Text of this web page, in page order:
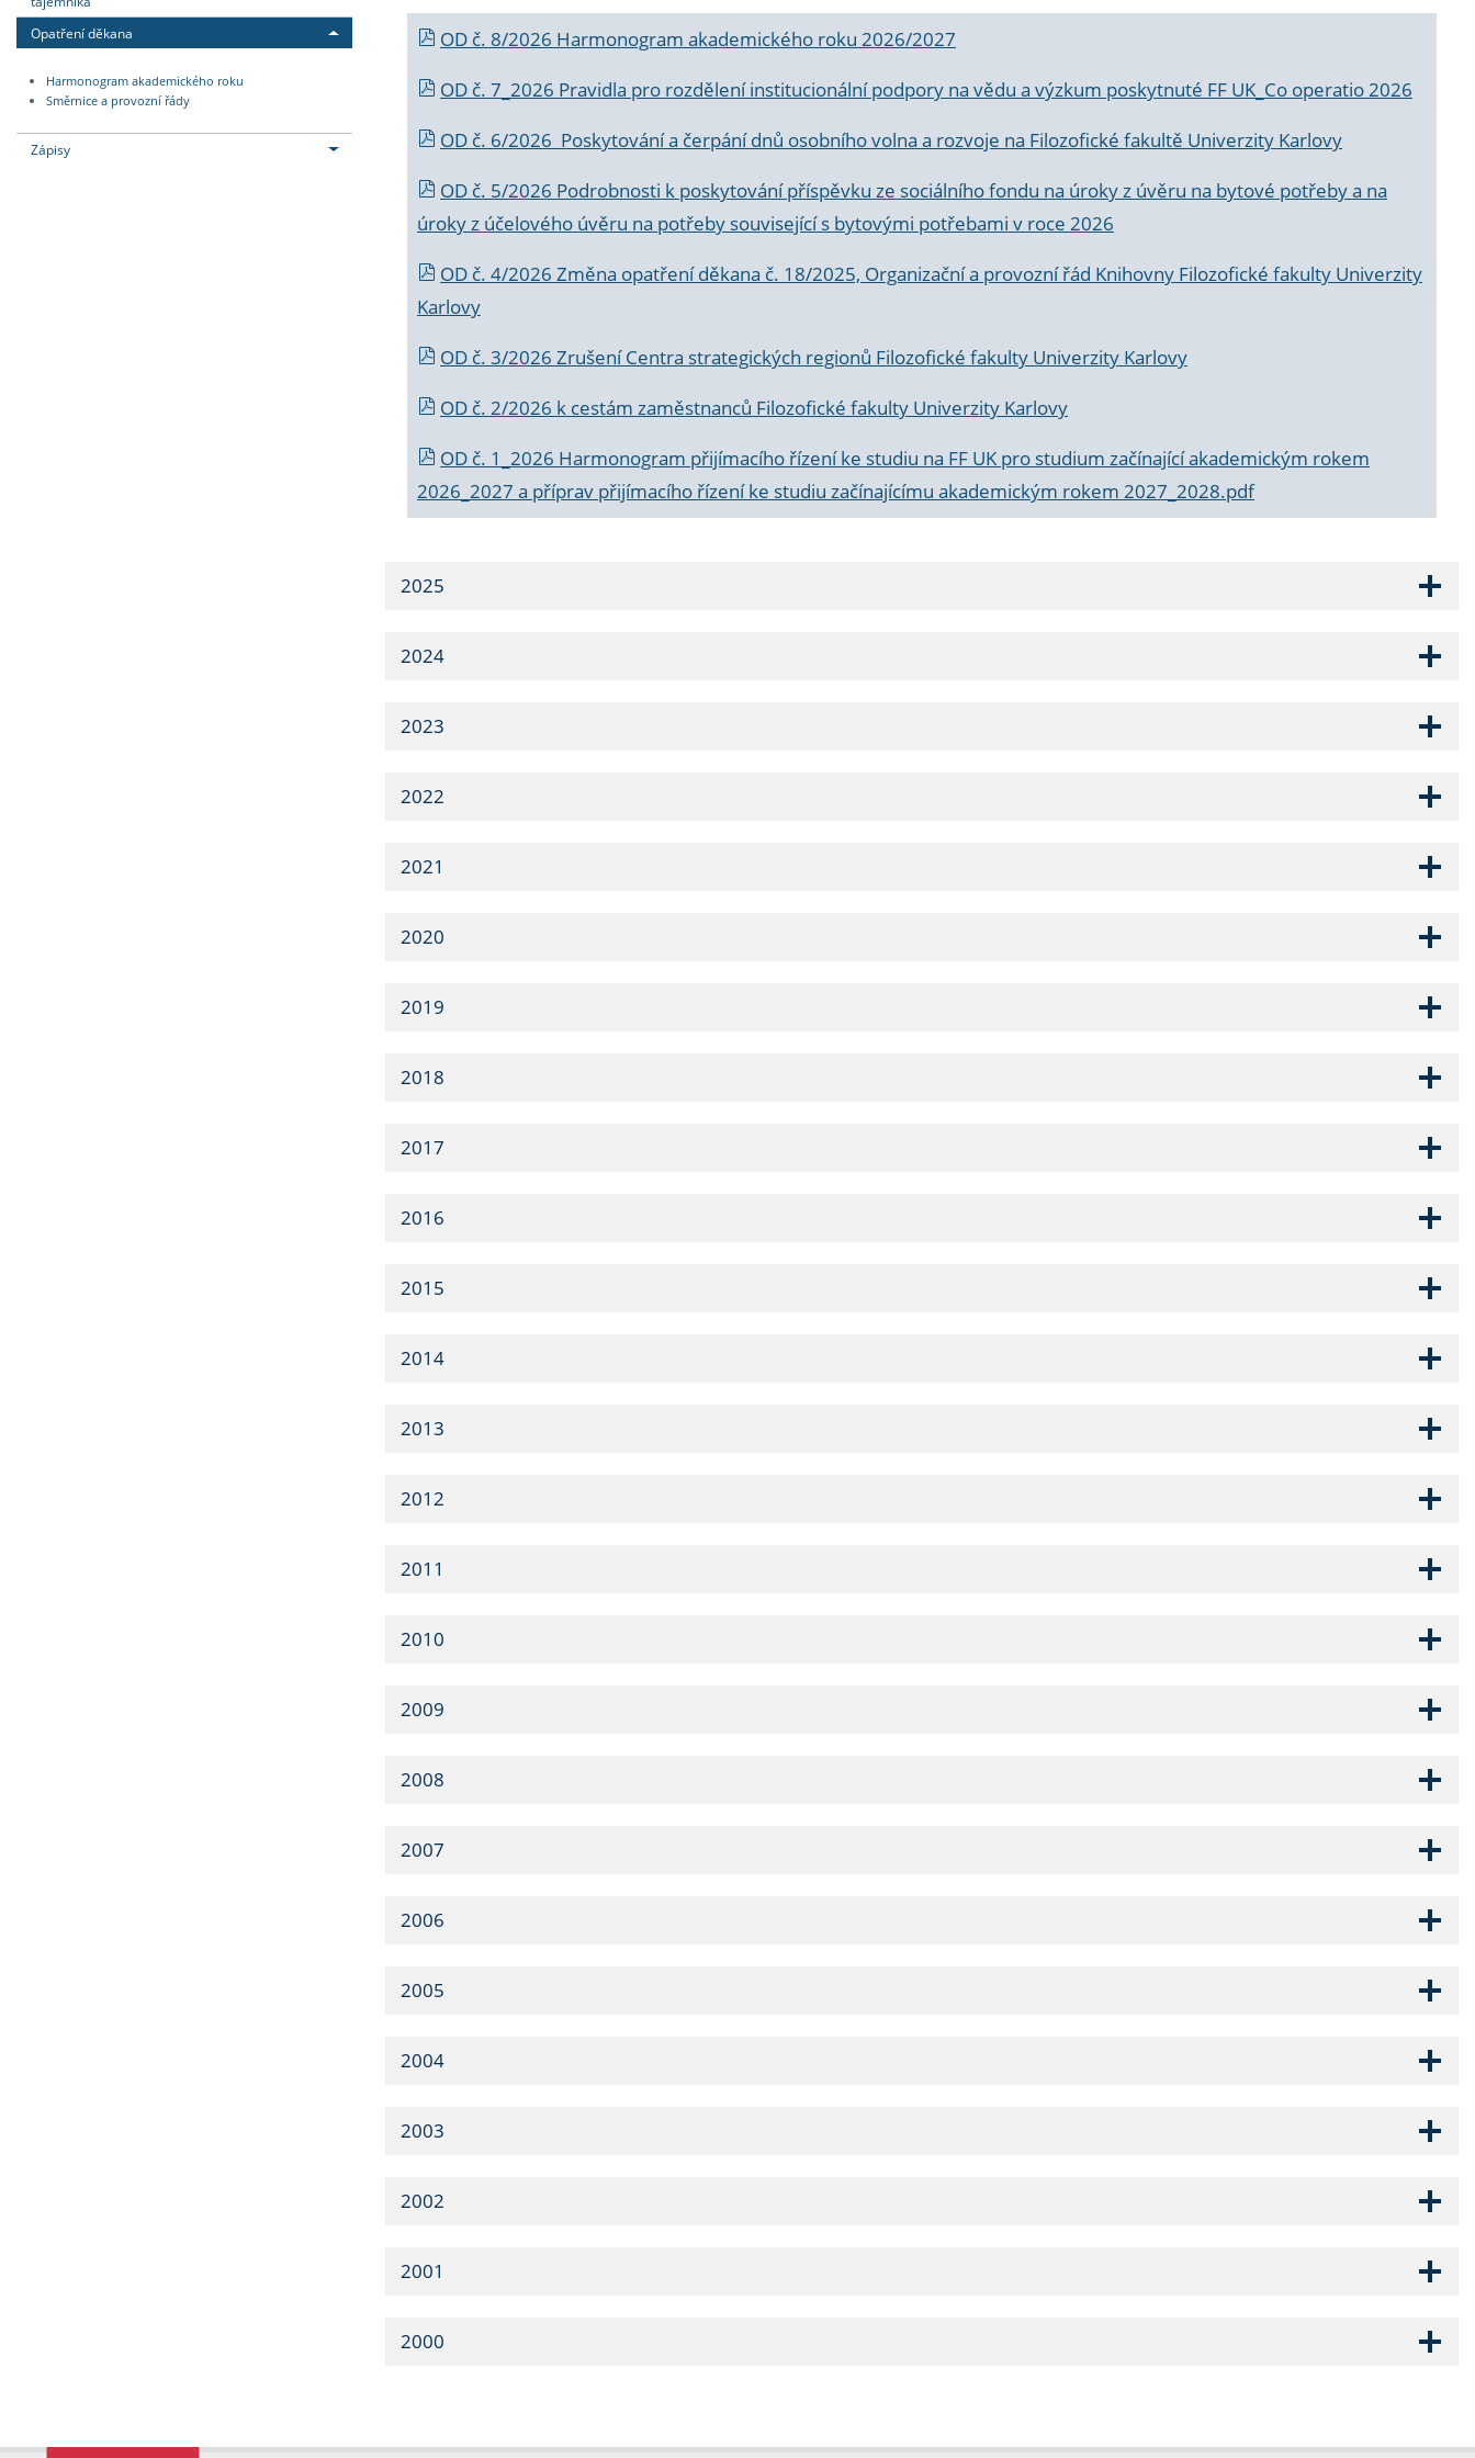
Opatření děkana
Harmonogram akademického roku
Směrnice a provozní řády
Zápisy
OD č. 8/2026 Harmonogram akademického roku 2026/2027
OD č. 7_2026 Pravidla pro rozdělení institucionální podpory na vědu a výzkum poskytnuté FF UK_Co operatio 2026
OD č. 6/2026 Poskytování a čerpání dnů osobního volna a rozvoje na Filozofické fakultě Univerzity Karlovy
OD č. 5/2026 Podrobnosti k poskytování příspěvku ze sociálního fondu na úroky z úvěru na bytové potřeby a na
úroky z účelového úvěru na potřeby související s bytovými potřebami v roce 2026
OD č. 4/2026 Změna opatření děkana č. 18/2025, Organizační a provozní řád Knihovny Filozofické fakulty Univerzity
Karlovy
OD č. 3/2026 Zrušení Centra strategických regionů Filozofické fakulty Univerzity Karlovy
OD č. 2/2026 k cestám zaměstnanců Filozofické fakulty Univerzity Karlovy
OD č. 1_2026 Harmonogram přijímacího řízení ke studiu na FF UK pro studium začínající akademickým rokem
2026_2027 a příprav přijímacího řízení ke studiu začínajícímu akademickým rokem 2027_2028.pdf
2025
2024
2023
2022
2021
2020
2019
2018
2017
2016
2015
2014
2013
2012
2011
2010
2009
2008
2007
2006
2005
2004
2003
2002
2001
2000